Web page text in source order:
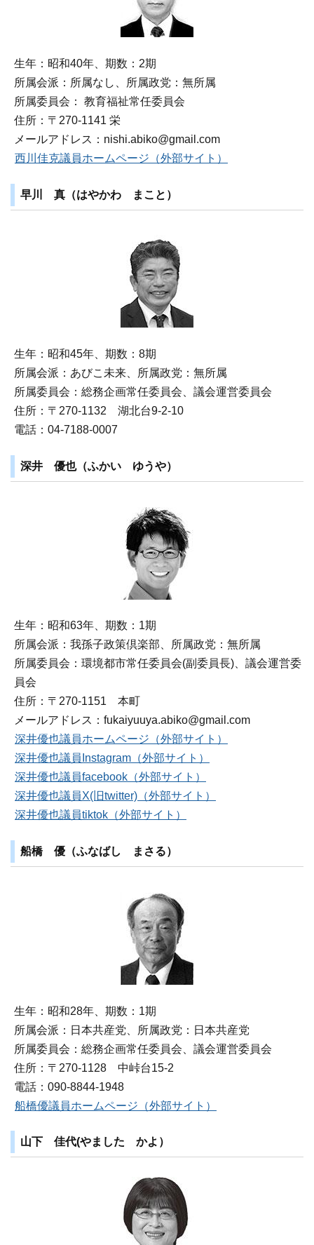
生年：昭和40年、期数：2期
所属会派：所属なし、所属政党：無所属
所属委員会： 教育福祉常任委員会
住所：〒270‐1141 栄
メールアドレス：nishi.abiko@gmail.com
西川佳克議員ホームページ（外部サイト）
早川 真（はやかわ まこと）
生年：昭和45年、期数：8期
所属会派：あびこ未来、所属政党：無所属
所属委員会：総務企画常任委員会、議会運営委員会
住所：〒270‐1132 湖北台9‐2‐10
電話：04-7188-0007
深井 優也（ふかい ゆうや）
生年：昭和63年、期数：1期
所属会派：我孫子政策倶楽部、所属政党：無所属
所属委員会：環境都市常任委員会(副委員長)、議会運営委
員会
住所：〒270‐1151 本町
メールアドレス：fukaiyuuya.abiko@gmail.com
深井優也議員ホームページ（外部サイト）
深井優也議員Instagram（外部サイト）
深井優也議員facebook（外部サイト）
深井優也議員X(旧twitter)（外部サイト）
深井優也議員tiktok（外部サイト）
船橋 優（ふなばし まさる）
生年：昭和28年、期数：1期
所属会派：日本共産党、所属政党：日本共産党
所属委員会：総務企画常任委員会、議会運営委員会
住所：〒270‐1128 中峠台15-2
電話：090-8844-1948
船橋優議員ホームページ（外部サイト）
山下 佳代(やました かよ）